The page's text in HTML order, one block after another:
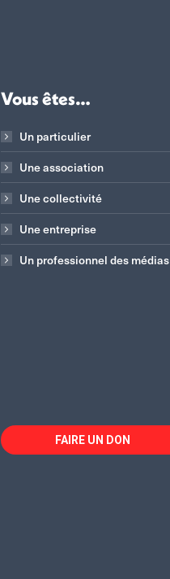
Vous êtes…
Un particulier
Une association
Une collectivité
Une entreprise
Un professionnel des médias
FAIRE UN DON